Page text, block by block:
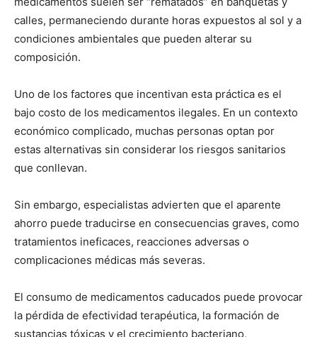
calles, permaneciendo durante horas expuestos al sol y a
condiciones ambientales que pueden alterar su
composición.
Uno de los factores que incentivan esta práctica es el
bajo costo de los medicamentos ilegales. En un contexto
económico complicado, muchas personas optan por
estas alternativas sin considerar los riesgos sanitarios
que conllevan.
Sin embargo, especialistas advierten que el aparente
ahorro puede traducirse en consecuencias graves, como
tratamientos ineficaces, reacciones adversas o
complicaciones médicas más severas.
El consumo de medicamentos caducados puede provocar
la pérdida de efectividad terapéutica, la formación de
sustancias tóxicas y el crecimiento bacteriano,